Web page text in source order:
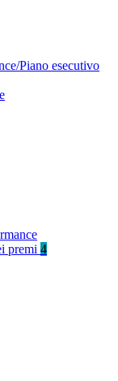
Piano esecutivo
premi 4